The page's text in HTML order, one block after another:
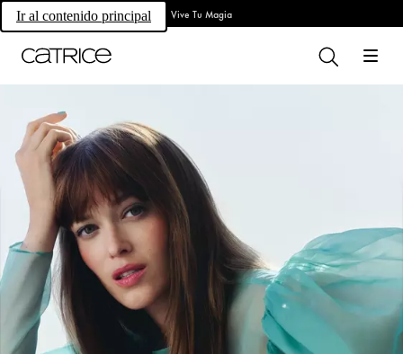
Ir al contenido principal Vive Tu Magia